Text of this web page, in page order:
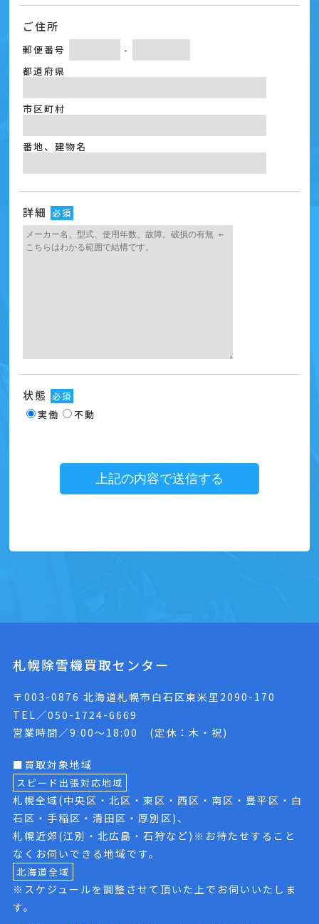
ご住所
郵便番号
-
都道府県
市区町村
番地、建物名
詳細 必須
状態 必須
実働 不動
札幌除雪機買取センター
〒003-0876 北海道札幌市白石区東米里2090-170
TEL／050-1724-6669
営業時間／9:00〜18:00 (定休：木・祝)
■買取対象地域
スピード出張対応地域
札幌全域(中央区・北区・東区・西区・南区・豊平区・白
石区・手稲区・清田区・厚別区)、
札幌近郊(江別・北広島・石狩など)※お待たせすること
なくお伺いできる地域です。
北海道全域
※スケジュールを調整させて頂いた上でお伺いいたしま
す。